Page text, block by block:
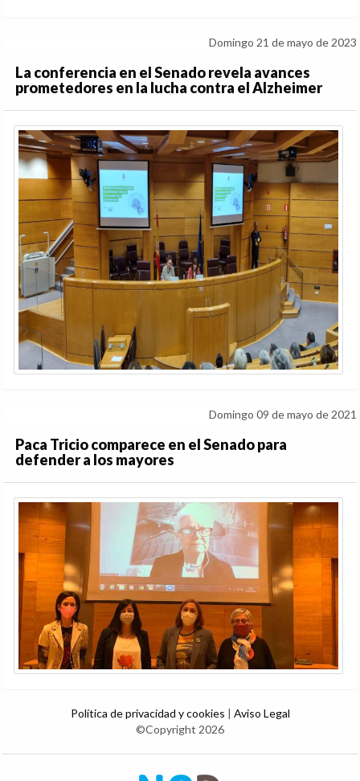
Domingo 21 de mayo de 2023
La conferencia en el Senado revela avances
prometedores en la lucha contra el Alzheimer
Domingo 09 de mayo de 2021
Paca Tricio comparece en el Senado para
defender a los mayores
Política de privacidad y cookies | Aviso Legal
©Copyright 2026